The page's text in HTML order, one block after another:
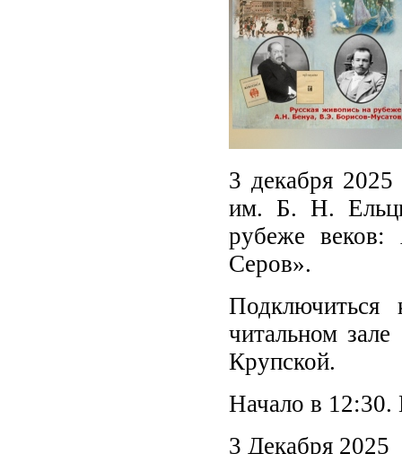
3 декабря
им. Б. Н.
рубеже
Серов».
читальном
Крупской.
Начало в 12:30.
3 Декабря 2025